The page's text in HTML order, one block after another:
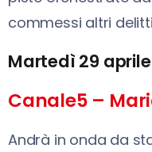
commessi altri
Martedì 29
Canale5 –
Andrà in onda da